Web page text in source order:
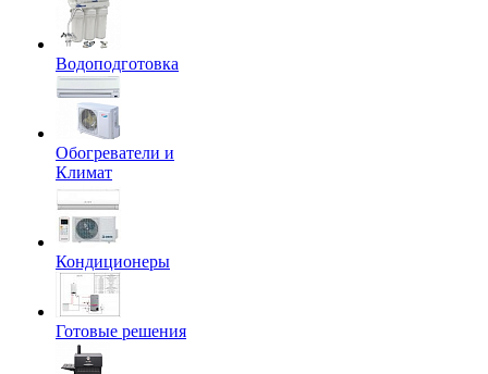
Водоподготовка
Обогреватели и
Климат
Кондиционеры
Готовые решения